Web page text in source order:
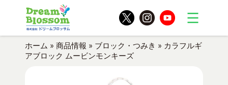
ホーム » 商品情報 » ブロック・つみき » カラフルギ
アブロック ムービンモンキーズ